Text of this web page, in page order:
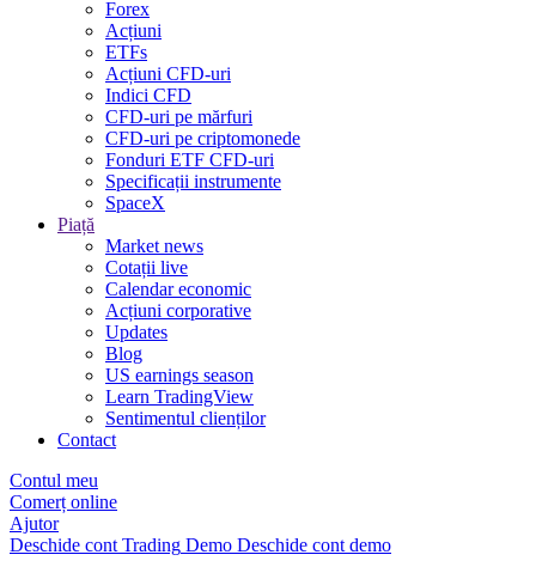
Forex
Acțiuni
ETFs
Acțiuni CFD-uri
Indici CFD
CFD-uri pe mărfuri
CFD-uri pe criptomonede
Fonduri ETF CFD-uri
Specificații instrumente
SpaceX
Piață
Market news
Cotații live
Calendar economic
Acțiuni corporative
Updates
Blog
US earnings season
Learn TradingView
Sentimentul clienților
Contact
Contul meu
Comerț online
Ajutor
Deschide cont Trading Demo Deschide cont demo